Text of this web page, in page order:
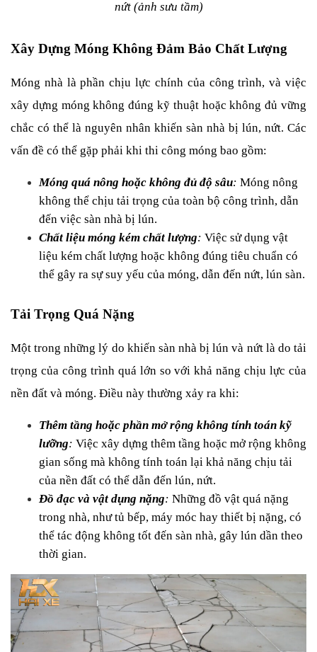
nứt (ảnh sưu tầm)
Xây Dựng Móng Không Đảm Bảo Chất Lượng
Móng nhà là phần chịu lực chính của công trình, và việc
xây dựng móng không đúng kỹ thuật hoặc không đủ vững
chắc có thể là nguyên nhân khiến sàn nhà bị lún, nứt. Các
vấn đề có thể gặp phải khi thi công móng bao gồm:
Móng quá nông hoặc không đủ độ sâu: Móng nông
không thể chịu tải trọng của toàn bộ công trình, dẫn
đến việc sàn nhà bị lún.
Chất liệu móng kém chất lượng: Việc sử dụng vật
liệu kém chất lượng hoặc không đúng tiêu chuẩn có
thể gây ra sự suy yếu của móng, dẫn đến nứt, lún sàn.
Tải Trọng Quá Nặng
Một trong những lý do khiến sàn nhà bị lún và nứt là do tải
trọng của công trình quá lớn so với khả năng chịu lực của
nền đất và móng. Điều này thường xảy ra khi:
Thêm tầng hoặc phần mở rộng không tính toán kỹ
lưỡng: Việc xây dựng thêm tầng hoặc mở rộng không
gian sống mà không tính toán lại khả năng chịu tải
của nền đất có thể dẫn đến lún, nứt.
Đồ đạc và vật dụng nặng: Những đồ vật quá nặng
trong nhà, như tủ bếp, máy móc hay thiết bị nặng, có
thể tác động không tốt đến sàn nhà, gây lún dần theo
thời gian.